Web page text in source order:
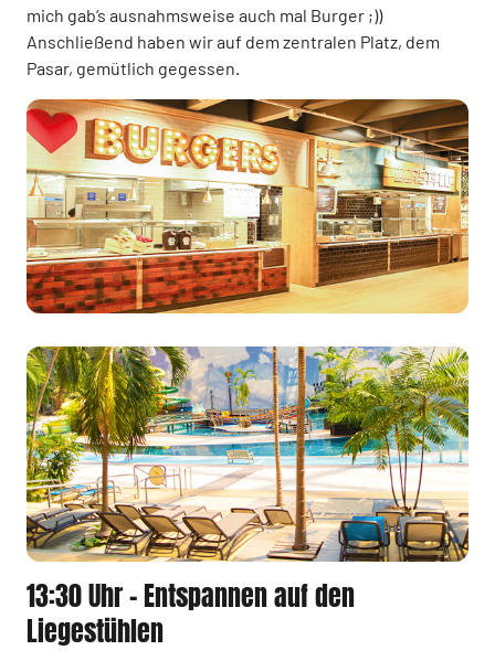
mich gab‘s ausnahmsweise auch mal Burger ;))
Anschließend haben wir auf dem zentralen Platz, dem
Pasar, gemütlich gegessen.
13:30 Uhr - Entspannen auf den
Liegestühlen